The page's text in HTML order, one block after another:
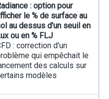
: option pour
le % de surface au
au dessus d'un seuil en
ou en % FLJ
: correction d'un
qui empêchait le
des calculs sur
modèles